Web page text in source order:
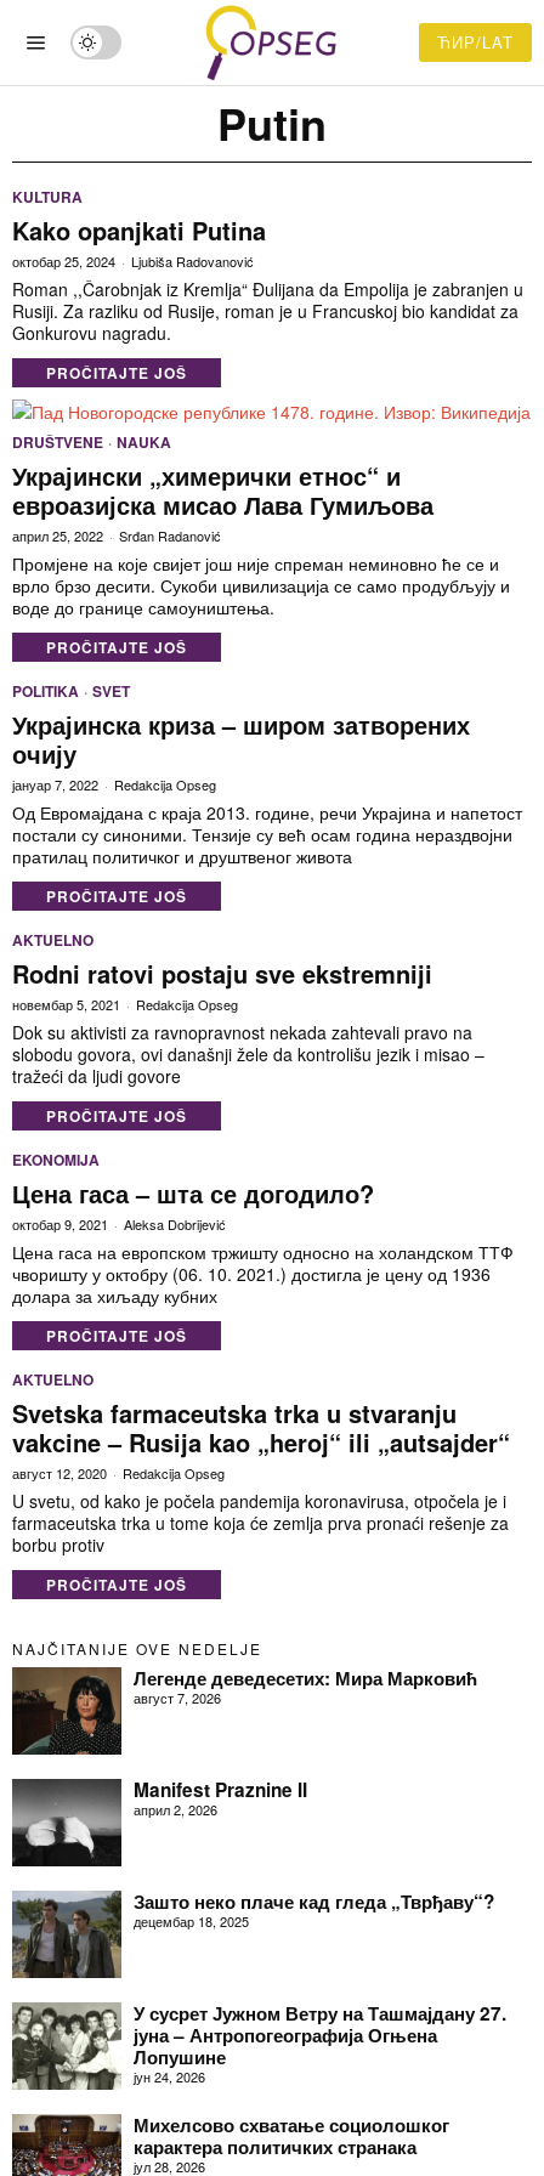
ЋИР/LAT
Putin
KULTURA
Kako opanjkati Putina
октобар 25, 2024 Ljubiša Radovanović
Roman ,,Čarobnjak iz Kremlja“ Đulijana da Empolija je zabranjen u
Rusiji. Za razliku od Rusije, roman je u Francuskoj bio kandidat za
Gonkurovu nagradu.
PROČITAJTE JOŠ
DRUŠTVENE · NAUKA
Украјински „химерички етнос“ и
евроазијска мисао Лава Гумиљова
април 25, 2022 Srđan Radanović
Промјене на које свијет још није спреман неминовно ће се и
врло брзо десити. Сукоби цивилизација се само продубљују и
воде до границе самоуништења.
PROČITAJTE JOŠ
POLITIKA · SVET
Украјинска криза – широм затворених
очију
јануар 7, 2022 Redakcija Opseg
Од Евромајдана с краја 2013. године, речи Украјина и напетост
постали су синоними. Тензије су већ осам година нераздвојни
пратилац политичког и друштвеног живота
PROČITAJTE JOŠ
AKTUELNO
Rodni ratovi postaju sve ekstremniji
новембар 5, 2021 Redakcija Opseg
Dok su aktivisti za ravnopravnost nekada zahtevali pravo na
slobodu govora, ovi današnji žele da kontrolišu jezik i misao –
tražeći da ljudi govore
PROČITAJTE JOŠ
EKONOMIJA
Цена гаса – шта се догодило?
октобар 9, 2021 Aleksa Dobrijević
Цена гаса на европском тржишту односно на холандском ТТФ
чворишту у октобру (06. 10. 2021.) достигла је цену од 1936
долара за хиљаду кубних
PROČITAJTE JOŠ
AKTUELNO
Svetska farmaceutska trka u stvaranju
vakcine – Rusija kao „heroj“ ili „autsajder“
август 12, 2020 Redakcija Opseg
U svetu, od kako je počela pandemija koronavirusa, otpočela je i
farmaceutska trka u tome koja će zemlja prva pronaći rešenje za
borbu protiv
PROČITAJTE JOŠ
NAJČITANIJE OVE NEDELJE
Легенде деведесетих: Мира Марковић
август 7, 2026
Manifest Praznine II
април 2, 2026
Зашто неко плаче кад гледа „Тврђаву“?
децембар 18, 2025
У сусрет Јужном Ветру на Ташмајдану 27.
јуна – Антропогеографија Огњена
Лопушине
јун 24, 2026
Михелсово схватање социолошког
карактера политичких странака
јул 28, 2026